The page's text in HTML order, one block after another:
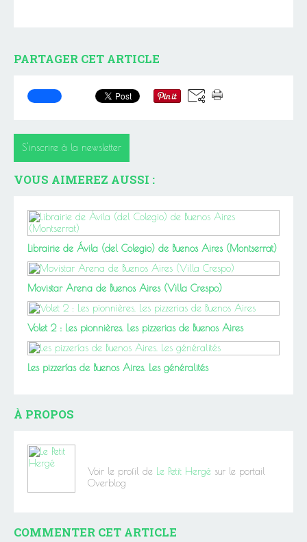
PARTAGER CET ARTICLE
S'inscrire à la newsletter
VOUS AIMEREZ AUSSI :
Librairie de Ávila (del Colegio) de Buenos Aires (Montserrat)
Movistar Arena de Buenos Aires (Villa Crespo)
Volet 2 : Les pionnières. Les pizzerias de Buenos Aires
Les pizzerías de Buenos Aires. Les généralités
À PROPOS
Voir le profil de Le Petit Hergé sur le portail
Overblog
COMMENTER CET ARTICLE